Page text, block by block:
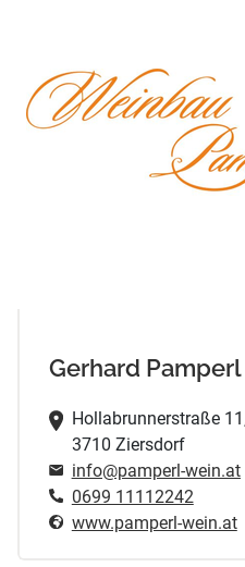
Gerhard Pamperl
Hollabrunnerstraße
3710 Ziersdorf
info@pamperl-wein.at
0699 11112242
www.pamperl-wein.at